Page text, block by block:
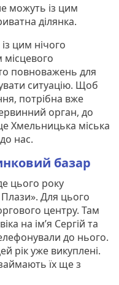
можуть із цим
ділянка.
цим нічого
повноважень для
ситуацію. Щоб
потрібна вже
орган, до
Хмельницька міська
нас.
базар
цього року
Для цього
центру. Там
на ім’я Сергій та
до нього.
рік уже викуплені.
їх ще з